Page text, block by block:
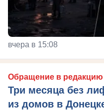
вчера в 15:08
Обращение в редакцию
Три месяца без
из домов в